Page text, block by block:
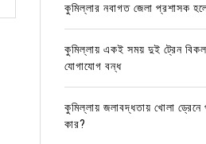
কুমিল্লার নবাগত জেলা প্রশাসক
কুমিল্লায় একই সময় দুই ট্রেন
যোগাযোগ বন্ধ
কুমিল্লায় জলাবদ্ধতায় খোলা
কার?